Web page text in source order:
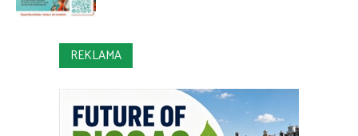
REKLAMA